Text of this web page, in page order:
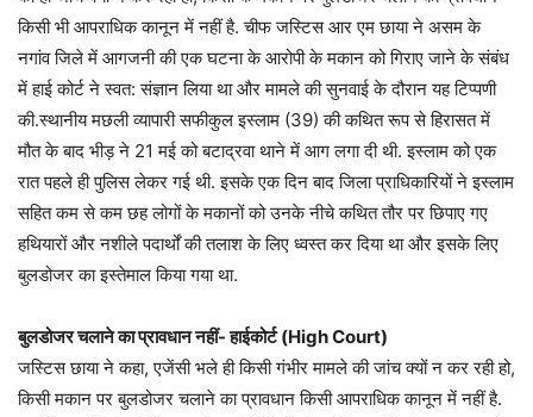
किसी भी आपराधिक कानून में नहीं है. चीफ जस्टिस आर एम छाया ने असम के
नगांव जिले में आगजनी की एक घटना के आरोपी के मकान को गिराए जाने के संबंध
में हाई कोर्ट ने स्वत: संज्ञान लिया था और मामले की सुनवाई के दौरान यह टिप्पणी
की.स्थानीय मछली व्यापारी सफीकुल इस्लाम (39) की कथित रूप से हिरासत में
मौत के बाद भीड़ ने 21 मई को बटाद्रवा थाने में आग लगा दी थी. इस्लाम को एक
रात पहले ही पुलिस लेकर गई थी. इसके एक दिन बाद जिला प्राधिकारियों ने इस्लाम
सहित कम से कम छह लोगों के मकानों को उनके नीचे कथित तौर पर छिपाए गए
हथियारों और नशीले पदार्थों की तलाश के लिए ध्वस्त कर दिया था और इसके लिए
बुलडोजर का इस्तेमाल किया गया था.
बुलडोजर चलाने का प्रावधान नहीं- हाईकोर्ट (High Court)
जस्टिस छाया ने कहा, एजेंसी भले ही किसी गंभीर मामले की जांच क्यों न कर रही हो,
किसी मकान पर बुलडोजर चलाने का प्रावधान किसी आपराधिक कानून में नहीं है.